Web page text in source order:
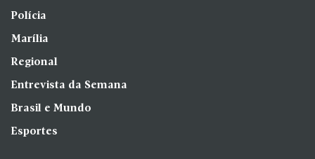
Polícia
Marília
Regional
Entrevista da Semana
Brasil e Mundo
Esportes